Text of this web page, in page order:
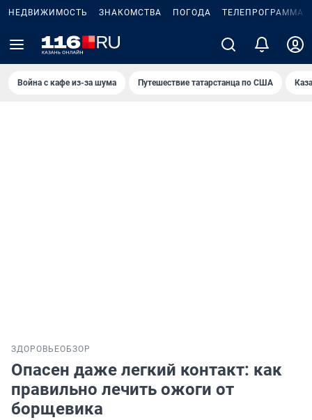
НЕДВИЖИМОСТЬ ЗНАКОМСТВА ПОГОДА ТЕЛЕПРОГРАММА
Война с кафе из-за шума Путешествие татарстанца по США
ЗДОРОВЬЕОБЗОР
Опасен даже легкий контакт: как
правильно лечить ожоги от
борщевика